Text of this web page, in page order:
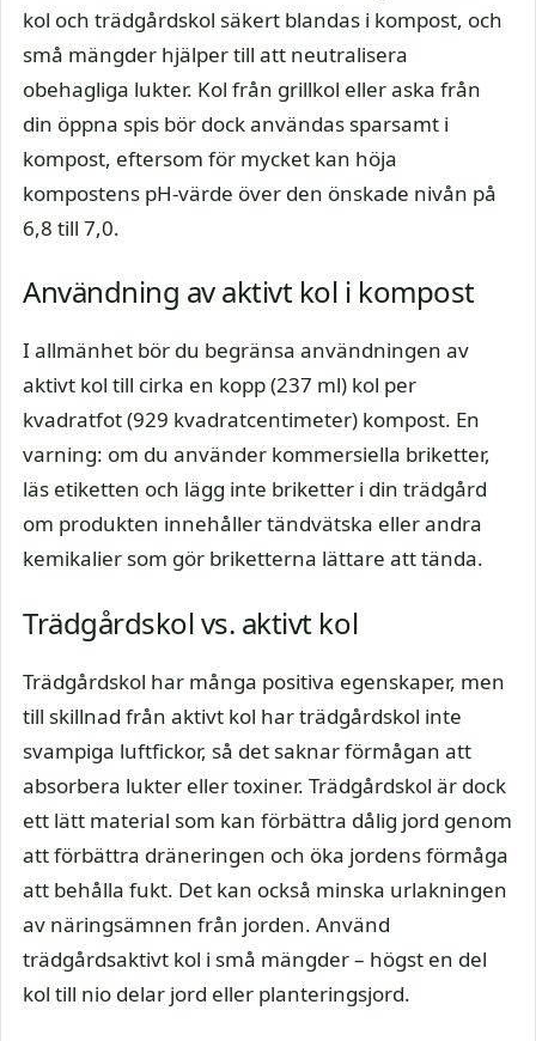
kol och trädgårdskol säkert blandas i kompost, och
små mängder hjälper till att neutralisera
obehagliga lukter. Kol från grillkol eller aska från
din öppna spis bör dock användas sparsamt i
kompost, eftersom för mycket kan höja
kompostens pH-värde över den önskade nivån på
6,8 till 7,0.
Användning av aktivt kol i kompost
I allmänhet bör du begränsa användningen av
aktivt kol till cirka en kopp (237 ml) kol per
kvadratfot (929 kvadratcentimeter) kompost. En
varning: om du använder kommersiella briketter,
läs etiketten och lägg inte briketter i din trädgård
om produkten innehåller tändvätska eller andra
kemikalier som gör briketterna lättare att tända.
Trädgårdskol vs. aktivt kol
Trädgårdskol har många positiva egenskaper, men
till skillnad från aktivt kol har trädgårdskol inte
svampiga luftfickor, så det saknar förmågan att
absorbera lukter eller toxiner. Trädgårdskol är dock
ett lätt material som kan förbättra dålig jord genom
att förbättra dräneringen och öka jordens förmåga
att behålla fukt. Det kan också minska urlakningen
av näringsämnen från jorden. Använd
trädgårdsaktivt kol i små mängder – högst en del
kol till nio delar jord eller planteringsjord.